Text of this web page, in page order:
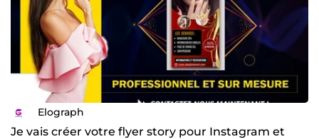
Elograph
Je vais créer votre flyer story pour Instagram et